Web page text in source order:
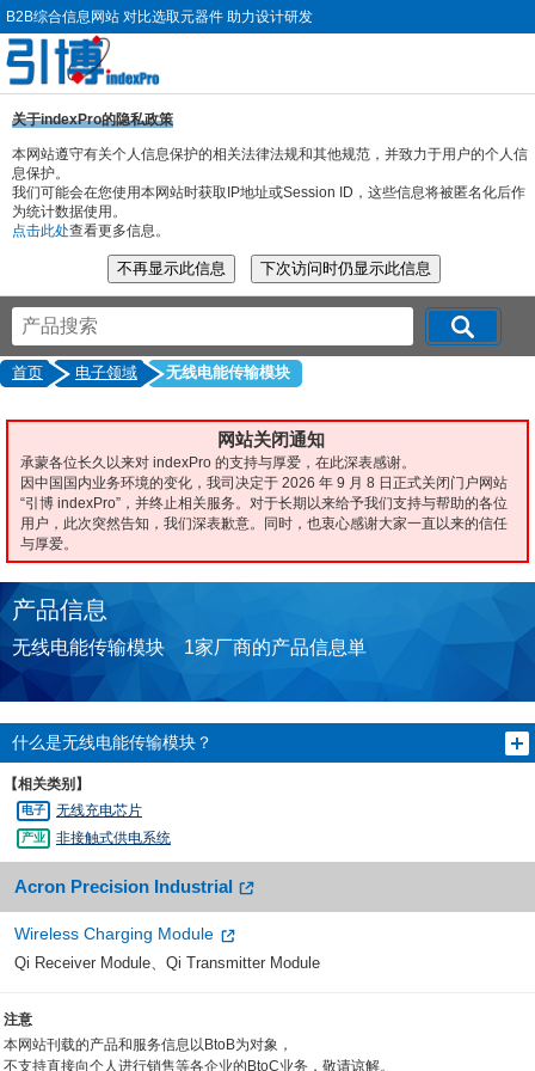
B2B综合信息网站 对比选取元器件 助力设计研发
关于indexPro的隐私政策
本网站遵守有关个人信息保护的相关法律法规和其他规范，并致力于用户的个人信
息保护。
我们可能会在您使用本网站时获取IP地址或Session ID，这些信息将被匿名化后作
为统计数据使用。
点击此处查看更多信息。
首页 电子领域 无线电能传输模块
网站关闭通知
承蒙各位长久以来对 indexPro 的支持与厚爱，在此深表感谢。
因中国国内业务环境的变化，我司决定于 2026 年 9 月 8 日正式关闭门户网站
“引博 indexPro”，并终止相关服务。对于长期以来给予我们支持与帮助的各位
用户，此次突然告知，我们深表歉意。同时，也衷心感谢大家一直以来的信任
与厚爱。
产品信息
无线电能传输模块 1家厂商的产品信息単
什么是无线电能传输模块？
【相关类别】
无线充电芯片
非接触式供电系统
Acron Precision Industrial
Wireless Charging Module
Qi Receiver Module、Qi Transmitter Module
注意
本网站刊载的产品和服务信息以BtoB为对象，
不支持直接向个人进行销售等各企业的BtoC业务，敬请谅解。